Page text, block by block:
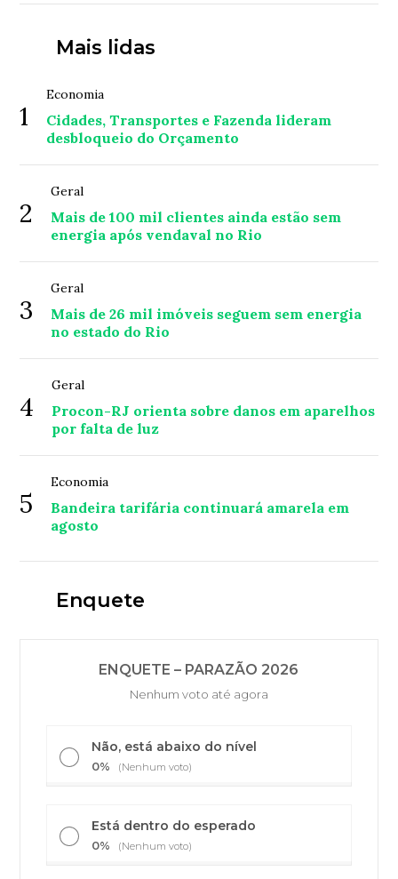
Mais lidas
1
Economia
Cidades, Transportes e Fazenda lideram
desbloqueio do Orçamento
2
Geral
Mais de 100 mil clientes ainda estão sem
energia após vendaval no Rio
3
Geral
Mais de 26 mil imóveis seguem sem energia
no estado do Rio
4
Geral
Procon-RJ orienta sobre danos em aparelhos
por falta de luz
5
Economia
Bandeira tarifária continuará amarela em
agosto
Enquete
ENQUETE – PARAZÃO 2026
Nenhum voto até agora
Não, está abaixo do nível
0% (Nenhum voto)
Está dentro do esperado
0% (Nenhum voto)